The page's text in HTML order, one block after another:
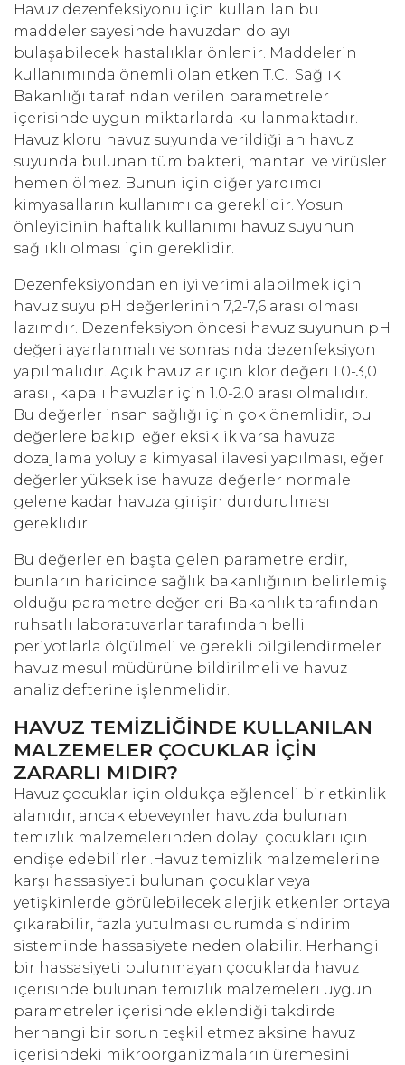
Havuz dezenfeksiyonu için kullanılan bu
maddeler sayesinde havuzdan dolayı
bulaşabilecek hastalıklar önlenir. Maddelerin
kullanımında önemli olan etken T.C. Sağlık
Bakanlığı tarafından verilen parametreler
içerisinde uygun miktarlarda kullanmaktadır.
Havuz kloru havuz suyunda verildiği an havuz
suyunda bulunan tüm bakteri, mantar ve virüsler
hemen ölmez. Bunun için diğer yardımcı
kimyasalların kullanımı da gereklidir. Yosun
önleyicinin haftalık kullanımı havuz suyunun
sağlıklı olması için gereklidir.
Dezenfeksiyondan en iyi verimi alabilmek için
havuz suyu pH değerlerinin 7,2-7,6 arası olması
lazımdır. Dezenfeksiyon öncesi havuz suyunun pH
değeri ayarlanmalı ve sonrasında dezenfeksiyon
yapılmalıdır. Açık havuzlar için klor değeri 1.0-3,0
arası , kapalı havuzlar için 1.0-2.0 arası olmalıdır.
Bu değerler insan sağlığı için çok önemlidir, bu
değerlere bakıp eğer eksiklik varsa havuza
dozajlama yoluyla kimyasal ilavesi yapılması, eğer
değerler yüksek ise havuza değerler normale
gelene kadar havuza girişin durdurulması
gereklidir.
Bu değerler en başta gelen parametrelerdir,
bunların haricinde sağlık bakanlığının belirlemiş
olduğu parametre değerleri Bakanlık tarafından
ruhsatlı laboratuvarlar tarafından belli
periyotlarla ölçülmeli ve gerekli bilgilendirmeler
havuz mesul müdürüne bildirilmeli ve havuz
analiz defterine işlenmelidir.
HAVUZ TEMİZLİĞİNDE KULLANILAN
MALZEMELER ÇOCUKLAR İÇİN
ZARARLI MIDIR?
Havuz çocuklar için oldukça eğlenceli bir etkinlik
alanıdır, ancak ebeveynler havuzda bulunan
temizlik malzemelerinden dolayı çocukları için
endişe edebilirler .Havuz temizlik malzemelerine
karşı hassasiyeti bulunan çocuklar veya
yetişkinlerde görülebilecek alerjik etkenler ortaya
çıkarabilir, fazla yutulması durumda sindirim
sisteminde hassasiyete neden olabilir. Herhangi
bir hassasiyeti bulunmayan çocuklarda havuz
içerisinde bulunan temizlik malzemeleri uygun
parametreler içerisinde eklendiği takdirde
herhangi bir sorun teşkil etmez aksine havuz
içerisindeki mikroorganizmaların üremesini